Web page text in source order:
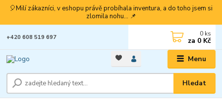
🎈Milí zákazníci, v eshopu právě probíhala inventura, a do toho jsem si
zlomila nohu... 📌
Menu
Hledat
+420 608 519 697 0 ks
za 0 Kč